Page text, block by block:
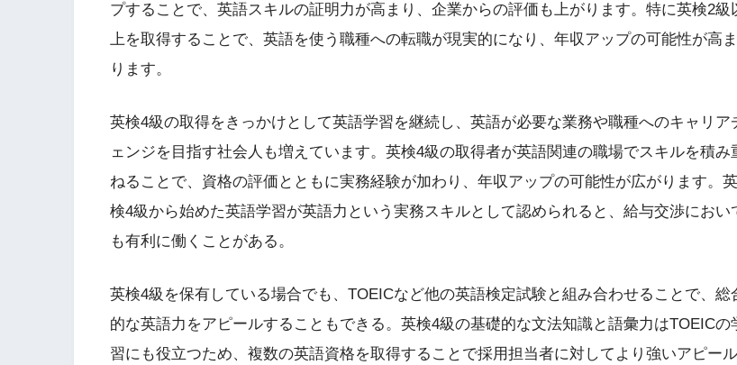
プすることで、英語スキルの証明力が高まり、企業からの評価も上がります。特に英検2級
上を取得することで、英語を使う職種への転職が現実的になり、年収アップの可能性が高ま
ります。
英検4級の取得をきっかけとして英語学習を継続し、英語が必要な業務や職種へのキャリア
ェンジを目指す社会人も増えています。英検4級の取得者が英語関連の職場でスキルを積み
ねることで、資格の評価とともに実務経験が加わり、年収アップの可能性が広がります。英
検4級から始めた英語学習が英語力という実務スキルとして認められると、給与交渉におい
も有利に働くことがある。
英検4級を保有している場合でも、TOEICなど他の英語検定試験と組み合わせることで、総
的な英語力をアピールすることもできる。英検4級の基礎的な文法知識と語彙力はTOEICの
習にも役立つため、複数の英語資格を取得することで採用担当者に対してより強いアピール